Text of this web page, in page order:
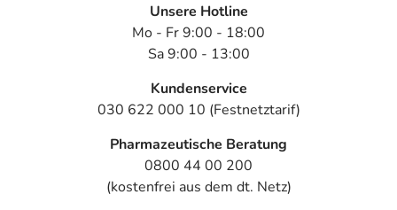
Unsere Hotline
Mo - Fr 9:00 - 18:00
Sa 9:00 - 13:00
Kundenservice
030 622 000 10 (Festnetztarif)
Pharmazeutische Beratung
0800 44 00 200
(kostenfrei aus dem dt. Netz)